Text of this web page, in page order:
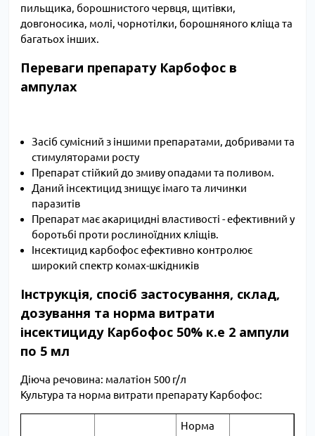
пильщика, борошнистого червця, щитівки,
довгоносика, молі, чорнотілки, борошняного кліща та
багатьох інших.
Переваги препарату Карбофос в
ампулах
Засіб сумісний з іншими препаратами, добривами та
стимуляторами росту
Препарат стійкий до змиву опадами та поливом.
Даний інсектицид знищує імаго та личинки
паразитів
Препарат має акарицидні властивості - ефективний у
боротьбі проти рослиноїдних кліщів.
Інсектицид карбофос ефективно контролює
широкий спектр комах-шкідників
Інструкція, спосіб застосування, склад,
дозування та норма витрати
інсектициду Карбофос 50% к.е 2 ампули
по 5 мл
Діюча речовина: малатіон 500 г/л
Культура та норма витрати препарату Карбофос:
Норма